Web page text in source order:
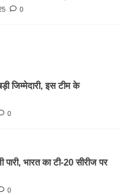
0
जिम्मेदारी, इस टीम के
0
भारत का टी-20 सीरीज पर
0